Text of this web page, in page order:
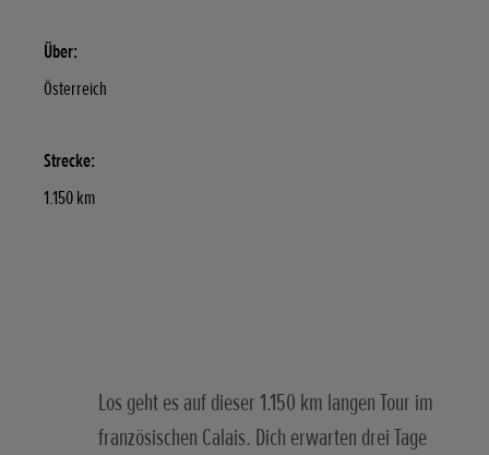
Über:
Österreich
Strecke:
1.150 km
Los geht es auf dieser 1.150 km langen Tour im
französischen Calais. Dich erwarten drei Tage